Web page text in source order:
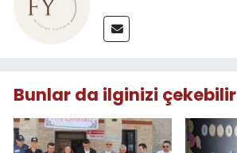
Bunlar da ilginizi çekebilir